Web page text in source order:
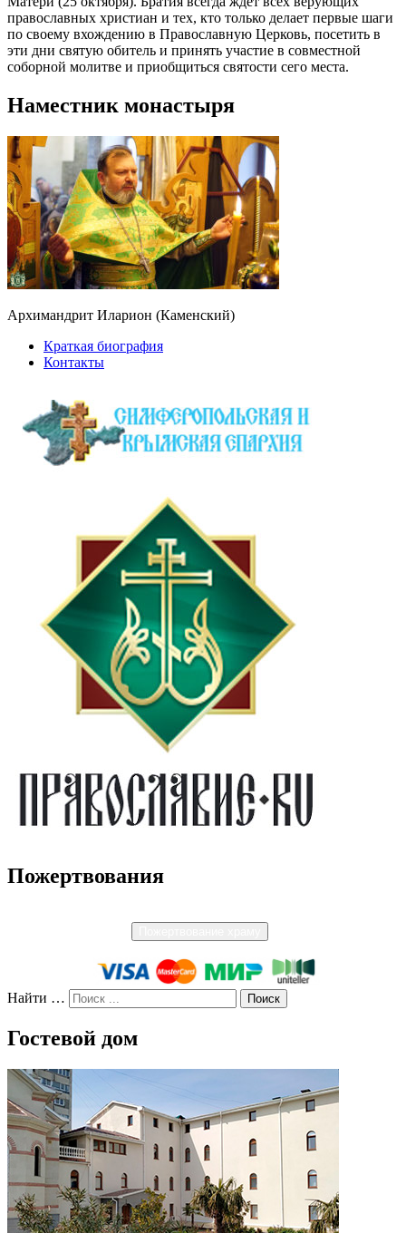
православных христиан и тех, кто только делает первые шаги
по своему вхождению в Православную Церковь, посетить в
эти дни святую обитель и принять участие в совместной
соборной молитве и приобщиться святости сего места.
Наместник монастыря
Архимандрит Иларион (Каменский)
Краткая биография
Контакты
Пожертвования
Найти …
Гостевой дом